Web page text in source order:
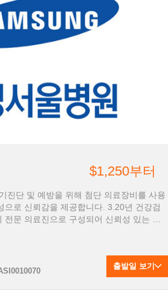
으로 신뢰감을 제공합니다. 3.20년 건강검
$1,250부터
출발일 보기